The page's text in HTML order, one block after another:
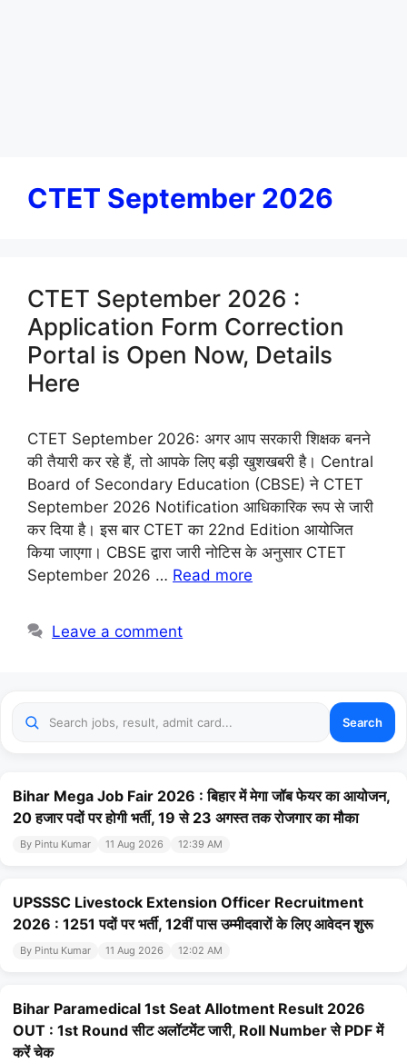
CTET September 2026
CTET September 2026 :
Application Form Correction
Portal is Open Now, Details
Here
CTET September 2026: अगर आप सरकारी शिक्षक बनने
की तैयारी कर रहे हैं, तो आपके लिए बड़ी खुशखबरी है। Central
Board of Secondary Education (CBSE) ने CTET
September 2026 Notification आधिकारिक रूप से जारी
कर दिया है। इस बार CTET का 22nd Edition आयोजित
किया जाएगा। CBSE द्वारा जारी नोटिस के अनुसार CTET
September 2026 … Read more
Leave a comment
Search
Bihar Mega Job Fair 2026 : बिहार में मेगा जॉब फेयर का आयोजन,
20 हजार पदों पर होगी भर्ती, 19 से 23 अगस्त तक रोजगार का मौका
By Pintu Kumar 11 Aug 2026 12:39 AM
UPSSSC Livestock Extension Officer Recruitment
2026 : 1251 पदों पर भर्ती, 12वीं पास उम्मीदवारों के लिए आवेदन शुरू
By Pintu Kumar 11 Aug 2026 12:02 AM
Bihar Paramedical 1st Seat Allotment Result 2026
OUT : 1st Round सीट अलॉटमेंट जारी, Roll Number से PDF में
करें चेक